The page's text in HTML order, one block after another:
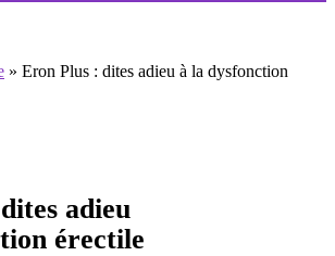
» Eron Plus : dites adieu à la dysfonction
adieu
érectile